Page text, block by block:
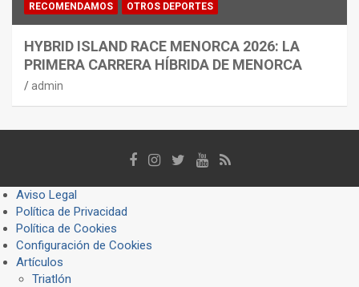
RECOMENDAMOS OTROS DEPORTES
HYBRID ISLAND RACE MENORCA 2026: LA
PRIMERA CARRERA HÍBRIDA DE MENORCA
admin
Aviso Legal
Política de Privacidad
Política de Cookies
Configuración de Cookies
Artículos
Triatlón